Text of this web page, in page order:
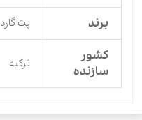
برند پت گارد
کشور
سازنده
ترکیه